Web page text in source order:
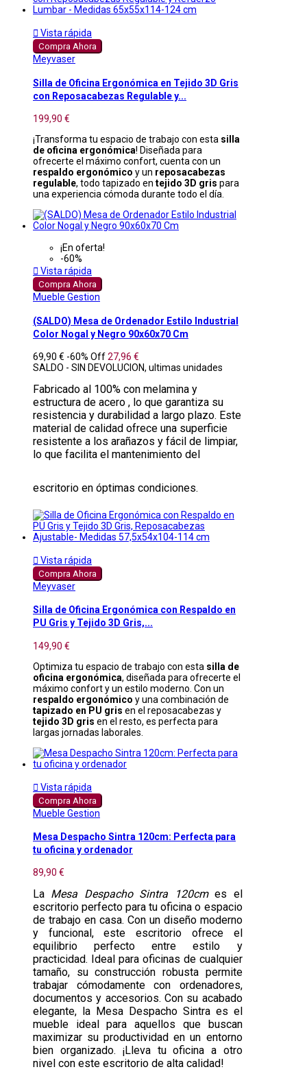
 Vista rápida
Compra Ahora
Meyvaser
Silla de Oficina Ergonómica en Tejido 3D Gris
con Reposacabezas Regulable y...
199,90 €
¡Transforma tu espacio de trabajo con esta silla
de oficina ergonómica! Diseñada para
ofrecerte el máximo confort, cuenta con un
respaldo ergonómico y un reposacabezas
regulable, todo tapizado en tejido 3D gris para
una experiencia cómoda durante todo el día.
¡En oferta!
-60%
 Vista rápida
Compra Ahora
Mueble Gestion
(SALDO) Mesa de Ordenador Estilo Industrial
Color Nogal y Negro 90x60x70 Cm
69,90 € -60% Off27,96 €
SALDO - SIN DEVOLUCION, ultimas unidades
Fabricado al 100% con melamina y
estructura de acero , lo que garantiza su
resistencia y durabilidad a largo plazo. Este
material de calidad ofrece una superficie
resistente a los arañazos y fácil de limpiar,
lo que facilita el mantenimiento del
escritorio en óptimas condiciones.
 Vista rápida
Compra Ahora
Meyvaser
Silla de Oficina Ergonómica con Respaldo en
PU Gris y Tejido 3D Gris,...
149,90 €
Optimiza tu espacio de trabajo con esta silla de
oficina ergonómica, diseñada para ofrecerte el
máximo confort y un estilo moderno. Con un
respaldo ergonómico y una combinación de
tapizado en PU gris en el reposacabezas y
tejido 3D gris en el resto, es perfecta para
largas jornadas laborales.
 Vista rápida
Compra Ahora
Mueble Gestion
Mesa Despacho Sintra 120cm: Perfecta para
tu oficina y ordenador
89,90 €
La Mesa Despacho Sintra 120cmes el
escritorio perfecto para tu oficina o espacio
de trabajo en casa. Con un diseño moderno
y funcional, este escritorio ofrece el
equilibrio perfecto entre estilo y
practicidad. Ideal para oficinas de cualquier
tamaño, su construcción robusta permite
trabajar cómodamente con ordenadores,
documentos y accesorios. Con su acabado
elegante, la Mesa Despacho Sintra es el
mueble ideal para aquellos que buscan
maximizar su productividad en un entorno
bien organizado. ¡Lleva tu oficina a otro
nivel con este escritorio de alta calidad!